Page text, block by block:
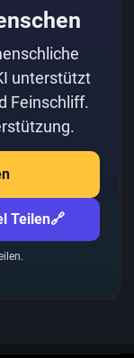
unterstützt
Feinschliff.
Teilen🔗